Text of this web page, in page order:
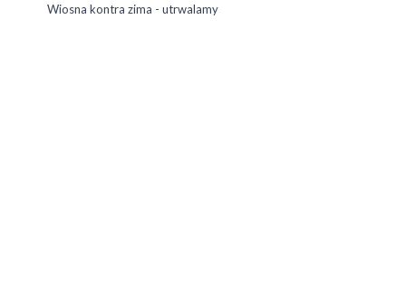
Wiosna kontra zima - utrwalamy